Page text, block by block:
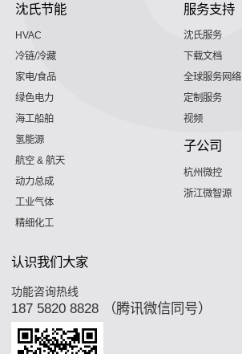
沈氏节能
HVAC
冷链/冷藏
家电/食品
绿色电力
海工船舶
氢能源
航空 & 航天
动力总成
工业气体
精细化工
服务支持
沈氏服务
下载文档
全球服务网络
定制服务
视频
子公司
杭州微控
浙江微智源
认识我们大家
功能咨询热线
187 5820 8828 （腾讯微信同号）